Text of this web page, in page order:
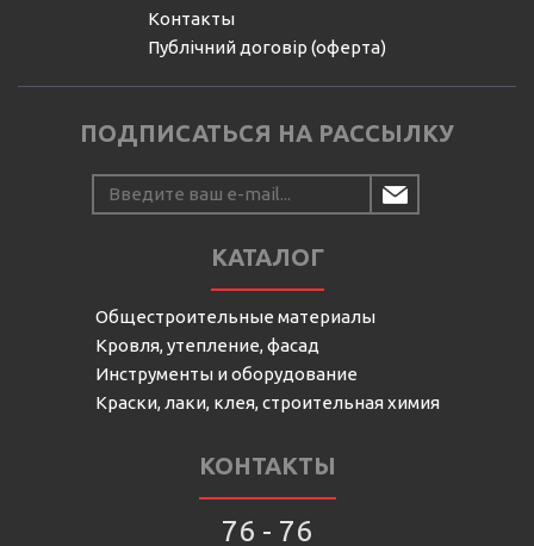
Контакты
Публічний договір (оферта)
ПОДПИСАТЬСЯ НА РАССЫЛКУ
КАТАЛОГ
Общестроительные материалы
Кровля, утепление, фасад
Инструменты и оборудование
Краски, лаки, клея, строительная химия
КОНТАКТЫ
76 - 76